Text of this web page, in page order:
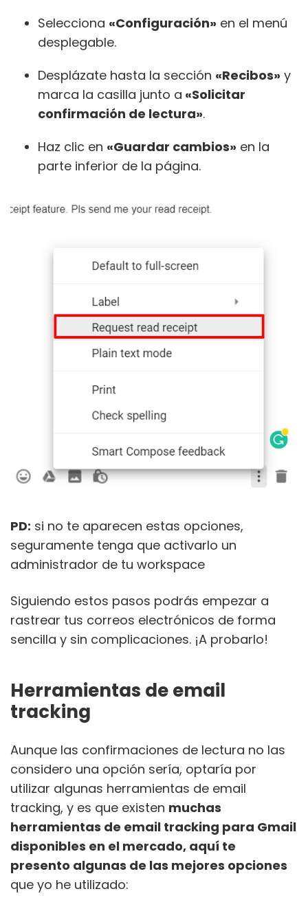
Selecciona «Configuración» en el menú
desplegable.
Desplázate hasta la sección «Recibos» y
marca la casilla junto a «Solicitar
confirmación de lectura».
Haz clic en «Guardar cambios» en la
parte inferior de la página.
PD: si no te aparecen estas opciones,
seguramente tenga que activarlo un
administrador de tu workspace
Siguiendo estos pasos podrás empezar a
rastrear tus correos electrónicos de forma
sencilla y sin complicaciones. ¡A probarlo!
Herramientas de email
tracking
Aunque las confirmaciones de lectura no las
considero una opción sería, optaría por
utilizar algunas herramientas de email
tracking, y es que existen muchas
herramientas de email tracking para Gmail
disponibles en el mercado, aquí te
presento algunas de las mejores opciones
que yo he utilizado: